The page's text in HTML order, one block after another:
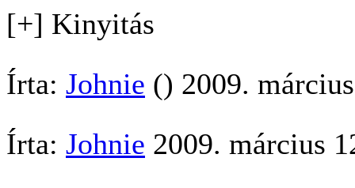
[+] Kinyitás
Írta: Johnie () 2009.
Írta: Johnie 2009. március